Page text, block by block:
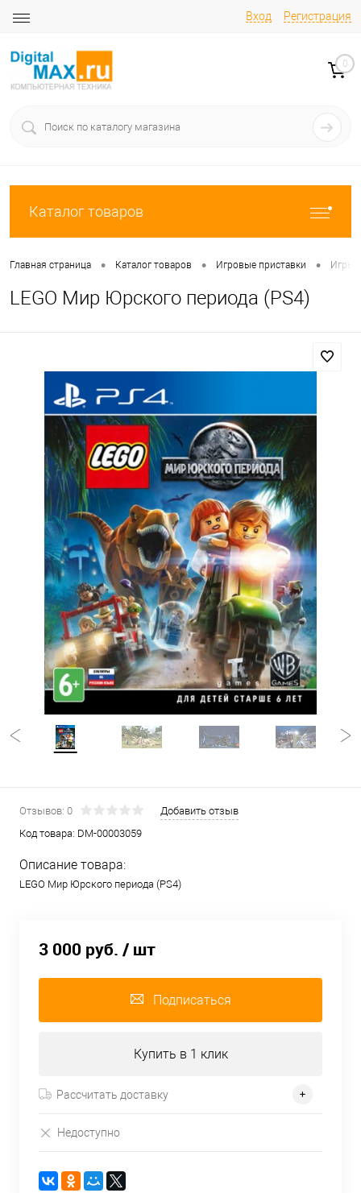
Вход Регистрация
0
Каталог товаров
Главная страница • Каталог товаров • Игровые приставки • Игры
LEGO Мир Юрского периода (PS4)
Отзывов: 0
Добавить отзыв
Код товара: DM-00003059
Описание товара:
LEGO Мир Юрского периода (PS4)
3 000 руб. / шт
Подписаться
Купить в 1 клик
Рассчитать доставку
Недоступно